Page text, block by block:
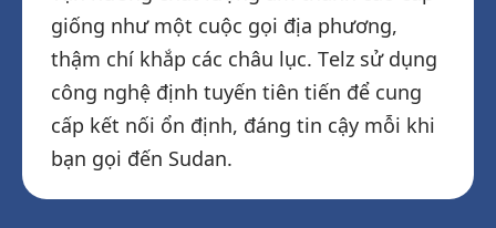
giống như một cuộc gọi địa phương,
thậm chí khắp các châu lục. Telz sử dụng
công nghệ định tuyến tiên tiến để cung
cấp kết nối ổn định, đáng tin cậy mỗi khi
bạn gọi đến Sudan.